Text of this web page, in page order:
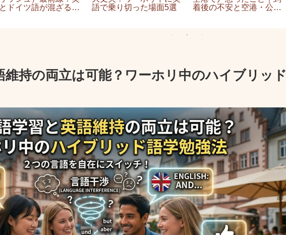
ドイツ語が混ざる不
語で乗り切った場面5選
着後の不安と空港・公共
維持の両立は可能？ワーホリ中のハイブリッド